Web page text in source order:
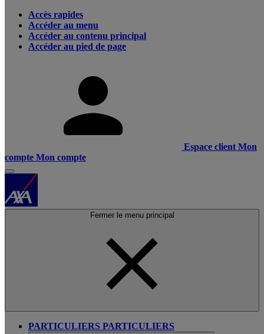
Accès rapides
Accéder au menu
Accéder au contenu principal
Accéder au pied de page
Espace client Mon
compte Mon compte
Fermer le menu principal
PARTICULIERS PARTICULIERS